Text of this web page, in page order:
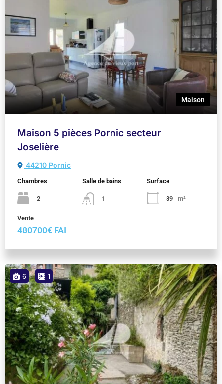
Maison
Maison 5 pièces Pornic secteur
Joselière
44210 Pornic
Chambres
2
Salle de bains
1
Surface
89 m²
Vente
480700€ FAI
6 1